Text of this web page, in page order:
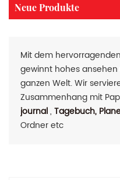
Neue Produkte
Mit dem
gewinnt hohes
ganzen Welt. Wir
Zusammenhang mit
journal, Tagebuch,
Ordner etc